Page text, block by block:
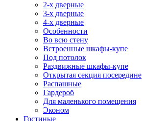
2-х дверные
3-х дверные
4-х дверные
Особенности
Во всю стену
Встроенные шкафы-купе
Под потолок
Раздвижные шкафы-купе
Открытая секция посередине
Распашные
Гардероб
Для маленького помещения
Эконом
Гостиные